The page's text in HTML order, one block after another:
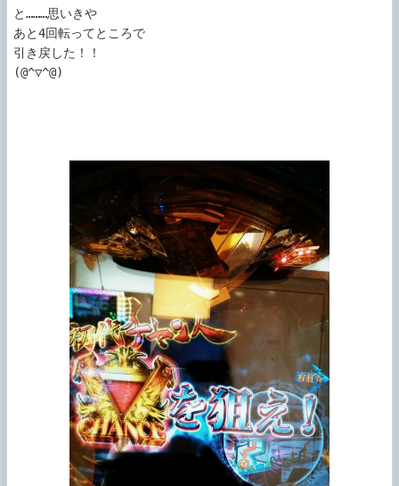
と………思いきや
あと4回転ってところで
引き戻した！！
(@^▽^@)